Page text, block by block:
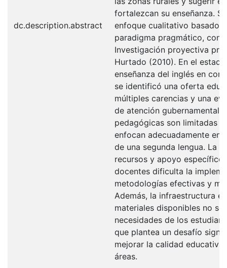
dc.description.abstract
fortalezcan su enseñanza.
enfoque cualitativo basado
paradigma pragmático, con
Investigación proyectiva
Hurtado (2010). En el
enseñanza del inglés en
se identificó una oferta
múltiples carencias y una
de atención gubernamental.
pedagógicas son limitadas y
enfocan adecuadamente en
de una segunda lengua. La
recursos y apoyo específico
docentes dificulta la
metodologías efectivas y
Además, la infraestructura
materiales disponibles no se
necesidades de los
que plantea un desafío
mejorar la calidad educativa
áreas.